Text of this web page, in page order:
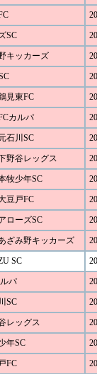
SC
キッカーズ
見東FC
カルパ
石川SC
野谷レッグス
牧少年SC
豆戸FC
ローズSC
ざみ野キッカーズ
SC
パ
SC
レッグス
年SC
FC